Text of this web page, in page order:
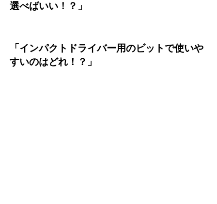
選べばいい！？」
「インパクトドライバー用のビットで使いや
すいのはどれ！？」